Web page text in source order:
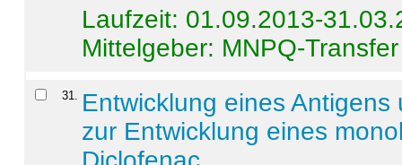
Laufzeit: 01.09.2013-
Mittelgeber: MNPQ-Transfer
31. Entwicklung eines
zur Entwicklung eines